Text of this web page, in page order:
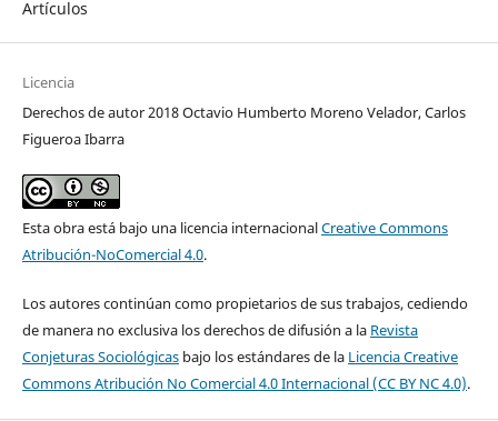
Artículos
Licencia
Derechos de autor 2018 Octavio Humberto Moreno Velador, Carlos
Figueroa Ibarra
Esta obra está bajo una licencia internacionalCreative Commons
Atribución-NoComercial 4.0.
Los autores continúan como propietarios de sus trabajos, cediendo
de manera no exclusiva los derechos de difusión a la Revista
Conjeturas Sociológicasbajo los estándares de la Licencia Creative
Commons Atribución No Comercial 4.0 Internacional (CC BY NC 4.0).